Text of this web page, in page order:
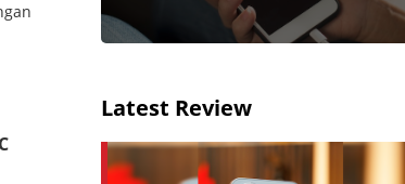
Latest Review